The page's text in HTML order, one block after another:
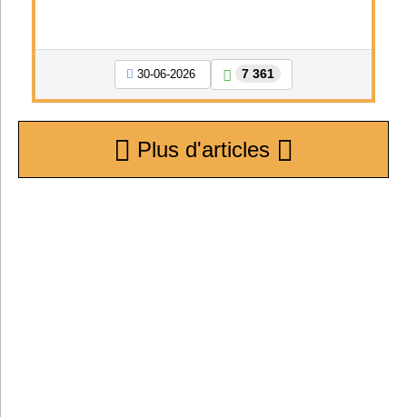
30-06-2026 7 361
Plus d'articles